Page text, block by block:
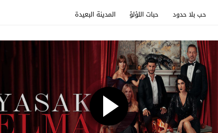
حب بلا حدود
حبات اللؤلؤ المدينة البعيدة